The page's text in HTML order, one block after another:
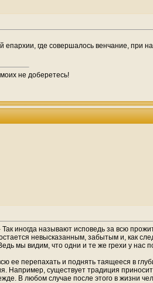
епархии, где совершалось венчание,
не доберетесь!
иногда называют исповедь за всю
невысказанным, забытым и, как
мы видим, что одни и те же грехи у нас
ее перепахать и поднять таящееся в
Например, существует традиция
В любом случае после этого в жизни